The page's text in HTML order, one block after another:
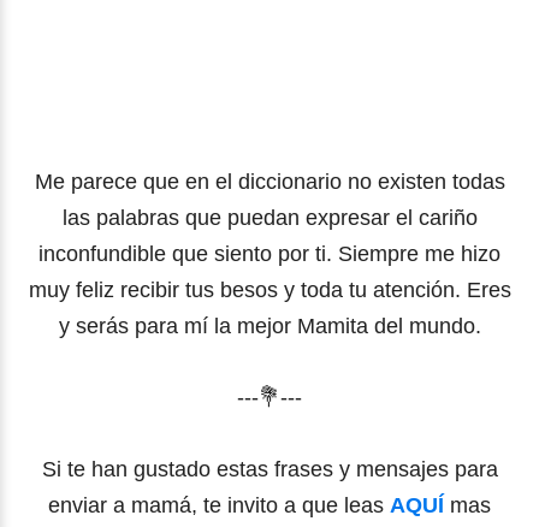
Me parece que en el diccionario no existen todas
las palabras que puedan expresar el cariño
inconfundible que siento por ti. Siempre me hizo
muy feliz recibir tus besos y toda tu atención. Eres
y serás para mí la mejor Mamita del mundo.
---💐---
Si te han gustado estas frases y mensajes para
enviar a mamá, te invito a que leas AQUÍ mas